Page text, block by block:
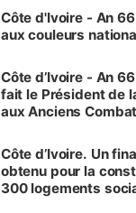
l'Etat de droit pour
vies humaines »
Côte d'Ivoire - An
aux couleurs
Côte d’Ivoire - An
fait le Président de
aux Anciens
Côte d’Ivoire. Un
obtenu pour la
300 logements